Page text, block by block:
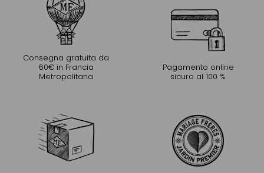
Consegna gratuita da
60€ in Francia
Metropolitana
Pagamento online
sicuro al 100 %